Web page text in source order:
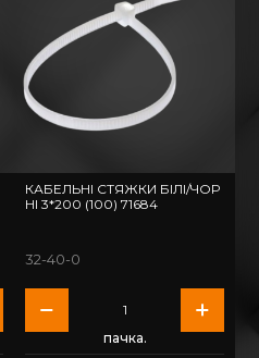
КАБЕЛЬНІ СТЯЖКИ БІЛІ/ЧОР
НІ 3*200 (100) 71684
32-40-0
пачка.